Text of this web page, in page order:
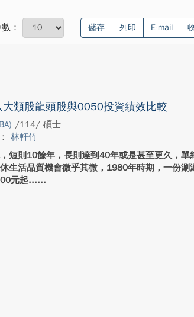
： 儲存 列印 E-mail
類股龍頭股與0050投資績效比較
/114/ 碩士
林軒竹
短則10餘年，長則達到40年或是甚至更久，單
生活品質機會微乎其微，1980年時期，一份涮
元起...